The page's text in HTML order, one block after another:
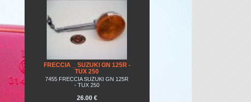
FRECCIA _ SUZUKI GN 125R -
TUX 250
7455 FRECCIA SUZUKI GN 125R
- TUX 250
26.00 €